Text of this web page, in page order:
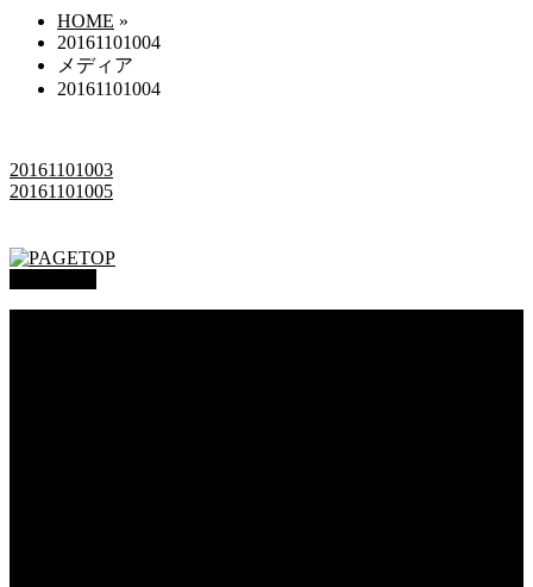
HOME »
20161101004
メディア
20161101004
20161101003
20161101005